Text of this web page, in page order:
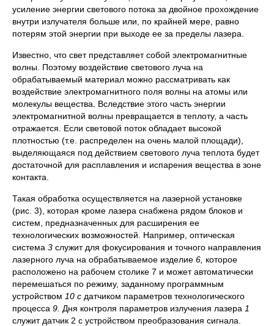
усиление энергии светового потока за двойное прохождение
внутри излучателя больше или, по крайней мере, равно
потерям этой энергии при выходе ее за пределы лазера.
Известно, что свет представляет собой электромагнитные
волны. Поэтому воздействие светового луча на
обрабатываемый материал можно рассматривать как
воздействие электромагнитного поля волны на атомы или
молекулы вещества. Вследствие этого часть энергии
электромагнитной волны превращается в теплоту, а часть
отражается. Если световой поток обладает высокой
плотностью (т.е. распределен на очень малой площади),
выделяющаяся под действием светового луча теплота будет
достаточной для расплавления и испарения вещества в зоне
контакта.
Такая обработка осуществляется на лазерной установке
(рис. 3), которая кроме лазера снабжена рядом блоков и
систем, предназначенных для расширения ее
технологических возможностей. Например, оптическая
система 3 служит для фокусирования и точного направления
лазерного луча на обрабатываемое изделие 6, которое
расположено на рабочем столике 7 и может автоматически
перемешаться по режиму, заданному программным
устройством 10 с датчиком параметров технологического
процесса 9. Дня контроля параметров излучения лазера 1
служит датчик 2 с устройством преобразования сигнала.